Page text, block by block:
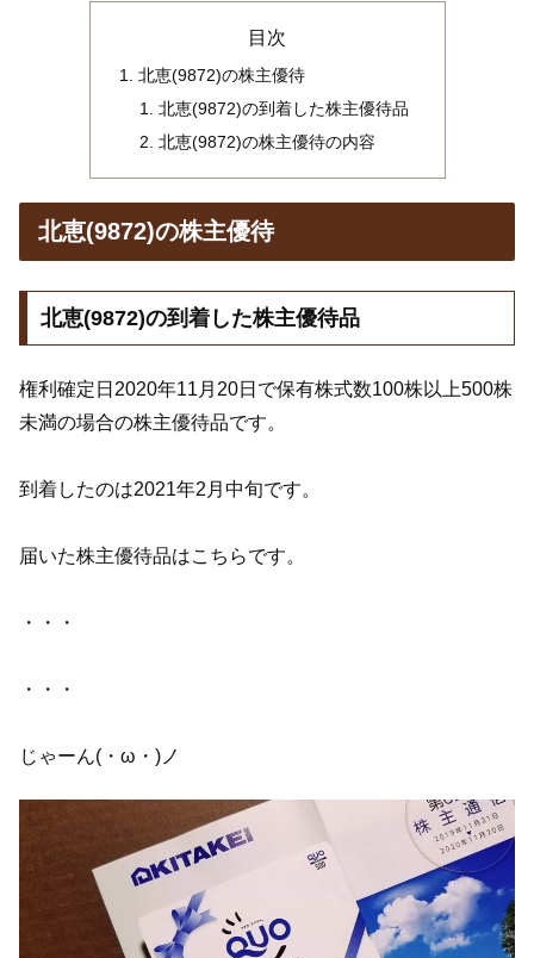
目次
北恵(9872)の株主優待
北恵(9872)の到着した株主優待品
北恵(9872)の株主優待の内容
北恵(9872)の株主優待
北恵(9872)の到着した株主優待品
権利確定日2020年11月20日で保有株式数100株以上500株
未満の場合の株主優待品です。
到着したのは2021年2月中旬です。
届いた株主優待品はこちらです。
・・・
・・・
じゃーん(・ω・)ノ